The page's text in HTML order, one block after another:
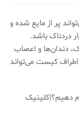
پر از مایع شده و
دردناک باشد.
دندان‌ها و اعصاب
اطراف کیست می‌تواند
دهیم؟|کلینیک